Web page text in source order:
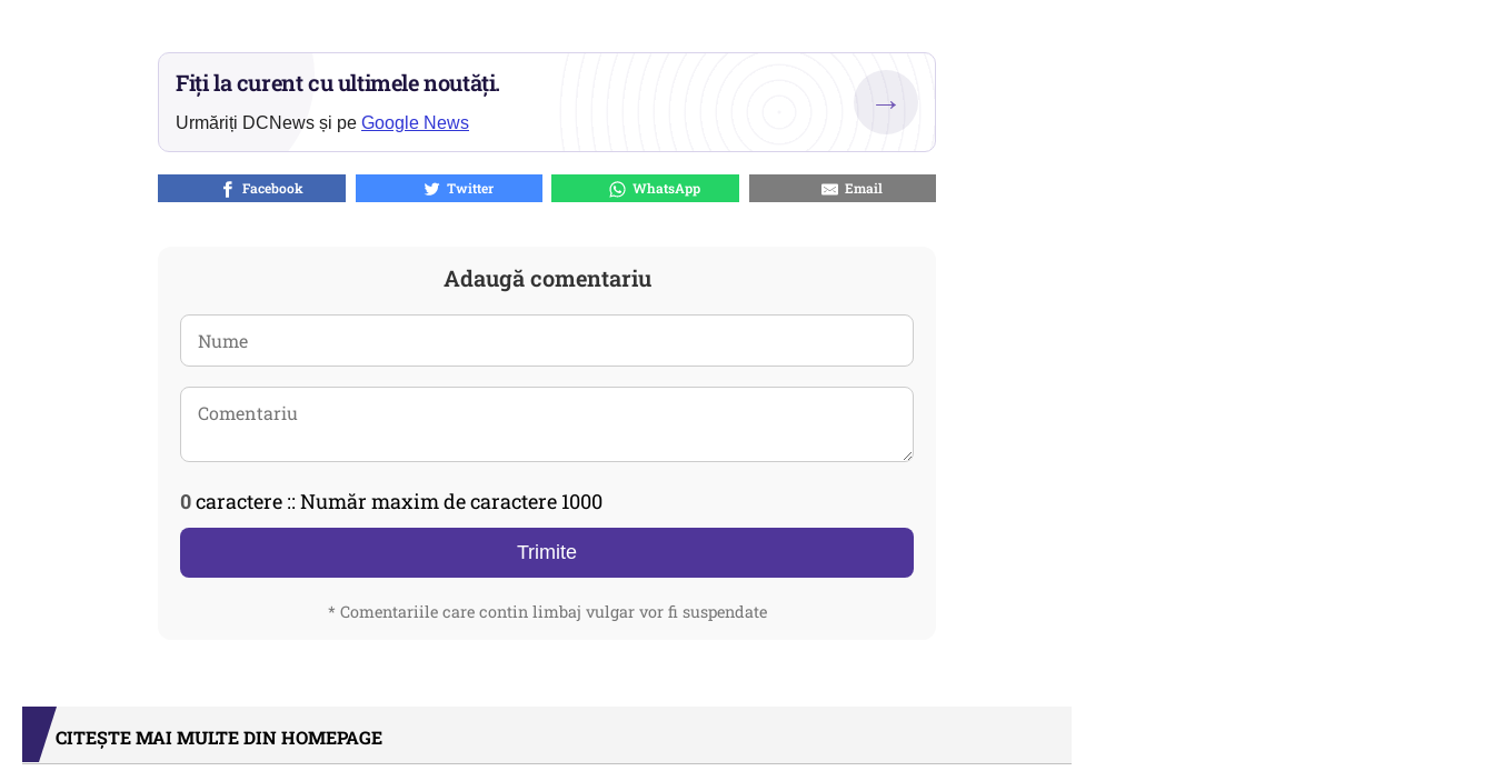
Fiți la curent cu ultimele noutăți.
Urmăriți DCNews și pe Google News
→
Facebook Twitter WhatsApp Email
Adaugă comentariu
0caractere :: Număr maxim de caractere 1000
Trimite
* Comentariile care contin limbaj vulgar vor fi suspendate
CITEȘTE MAI MULTE DIN HOMEPAGE